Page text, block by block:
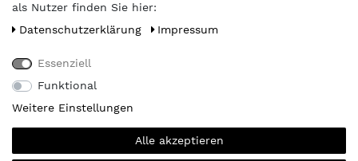
als Nutzer finden Sie hier:
Daten­schutz­erklärung
Impressum
Essenziell
Funktional
Weitere Einstellungen
Alle akzeptieren